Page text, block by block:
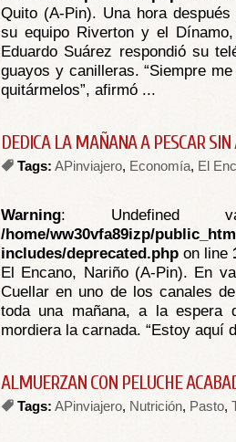
Quito (A-Pin). Una hora
su equipo Riverton y el
Eduardo Suárez respondió su
guayos y canilleras. “Siempre
quitármelos”, afirmó ...
DEDICA LA MAÑANA A PESCAR
Tags: APinviajero, Economía, El
Warning: Undefined
/home/ww30vfa89izp/
includes/deprecated.php on line
El Encano, Nariño (A-Pin). En
Cuellar en uno de los canales
toda una mañana, a la espera
mordiera la carnada. “Estoy aquí
ALMUERZAN CON PELUCHE
Tags: APinviajero, Nutrición, Pasto,